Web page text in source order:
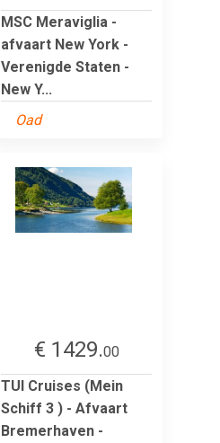
MSC Meraviglia -
afvaart New York -
Verenigde Staten -
New Y...
Oad
€ 1429.00
TUI Cruises (Mein
Schiff 3 ) - Afvaart
Bremerhaven -